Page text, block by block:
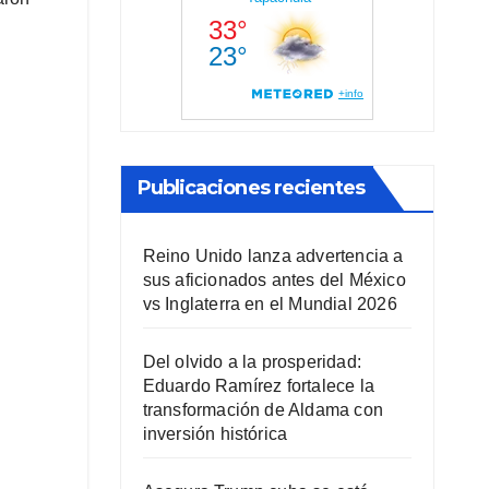
Publicaciones recientes
Reino Unido lanza advertencia a
sus aficionados antes del México
vs Inglaterra en el Mundial 2026
Del olvido a la prosperidad:
Eduardo Ramírez fortalece la
transformación de Aldama con
inversión histórica